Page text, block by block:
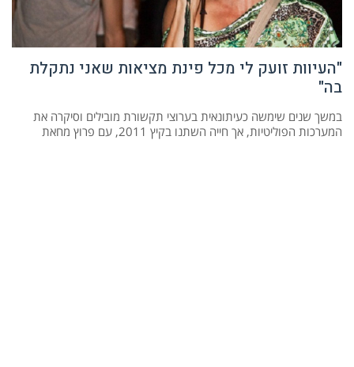
"העיוות זועק לי מכל פינת מציאות שאני נתקלת
בה"
במשך שנים שימשה כעיתונאית בערוצי תקשורת מובילים וסיקרה את
המערכות הפוליטיות, אך חייה השתנו בקיץ 2011, עם פרוץ מחאת